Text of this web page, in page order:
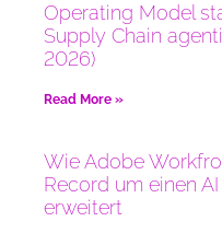
Operating Model
Supply Chain
2026)
Read More »
Wie Adobe
Record um einen
erweitert